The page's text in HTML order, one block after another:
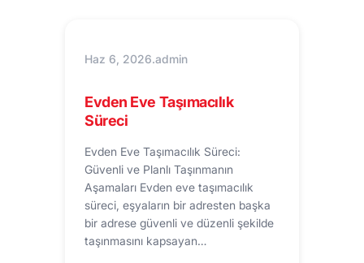
Haz 6, 2026.admin
Evden Eve Taşımacılık
Süreci
Evden Eve Taşımacılık Süreci:
Güvenli ve Planlı Taşınmanın
Aşamaları Evden eve taşımacılık
süreci, eşyaların bir adresten başka
bir adrese güvenli ve düzenli şekilde
taşınmasını kapsayan…